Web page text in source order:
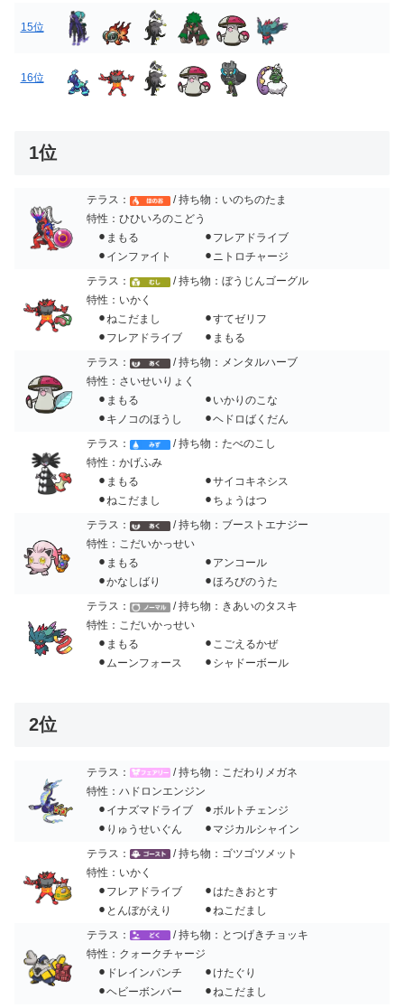
15位
16位
1位
テラス：
/ 持ち物：いのちのたま
特性：ひひいろのこどう
⚫︎まもる ⚫︎フレアドライブ
⚫︎インファイト ⚫︎ニトロチャージ
テラス：
/ 持ち物：ぼうじんゴーグル
特性：いかく
⚫︎ねこだまし ⚫︎すてゼリフ
⚫︎フレアドライブ ⚫︎まもる
テラス：
/ 持ち物：メンタルハーブ
特性：さいせいりょく
⚫︎まもる ⚫︎いかりのこな
⚫︎キノコのほうし ⚫︎ヘドロばくだん
テラス：
/ 持ち物：たべのこし
特性：かげふみ
⚫︎まもる ⚫︎サイコキネシス
⚫︎ねこだまし ⚫︎ちょうはつ
テラス：
/ 持ち物：ブーストエナジー
特性：こだいかっせい
⚫︎まもる ⚫︎アンコール
⚫︎かなしばり ⚫︎ほろびのうた
テラス：
/ 持ち物：きあいのタスキ
特性：こだいかっせい
⚫︎まもる ⚫︎こごえるかぜ
⚫︎ムーンフォース ⚫︎シャドーボール
2位
テラス：
/ 持ち物：こだわりメガネ
特性：ハドロンエンジン
⚫︎イナズマドライブ ⚫︎ボルトチェンジ
⚫︎りゅうせいぐん ⚫︎マジカルシャイン
テラス：
/ 持ち物：ゴツゴツメット
特性：いかく
⚫︎フレアドライブ ⚫︎はたきおとす
⚫︎とんぼがえり ⚫︎ねこだまし
テラス：
/ 持ち物：とつげきチョッキ
特性：クォークチャージ
⚫︎ドレインパンチ ⚫︎けたぐり
⚫︎ヘビーボンバー ⚫︎ねこだまし